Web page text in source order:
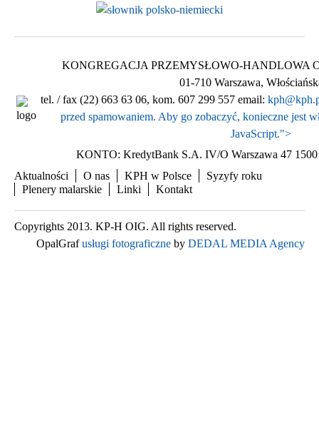
KONGREGACJA PRZEMYSŁOWO-HANDLOWA
01-710 Warszawa,
tel. / fax (22) 663 63 06, kom. 607 299 557 email:
przed spamowaniem. Aby go zobaczyć, konieczne jest
JavaScript.">
KONTO: KredytBank S.A. IV/O Warszawa 47 1500
Aktualności
O nas KPH w Polsce
Syzyfy roku
Plenery malarskie
Linki Kontakt
Copyrights 2013. KP-H OIG. All rights reserved.
OpalGrafusługi fotograficzne by DEDAL MEDIA Agency